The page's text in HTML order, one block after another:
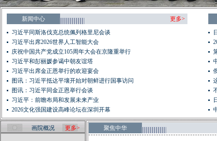
新闻中心
更多>
习近平同斯洛伐克总统佩列格里尼会谈
习近平出席2026世界人工智能大会
庆祝中国共产党成立105周年大会在京隆重举行
习近平和彭丽媛参谒中朝友谊塔
习近平出席金正恩举行的欢迎宴会
图讯：习近平抵达平壤开始对朝鲜进行国事访问
图讯：习近平同金正恩举行会谈
习近平：前瞻布局和发展未来产业
2026文化强国建设高峰论坛在深圳开幕
画院概况 更多> 聚焦中华